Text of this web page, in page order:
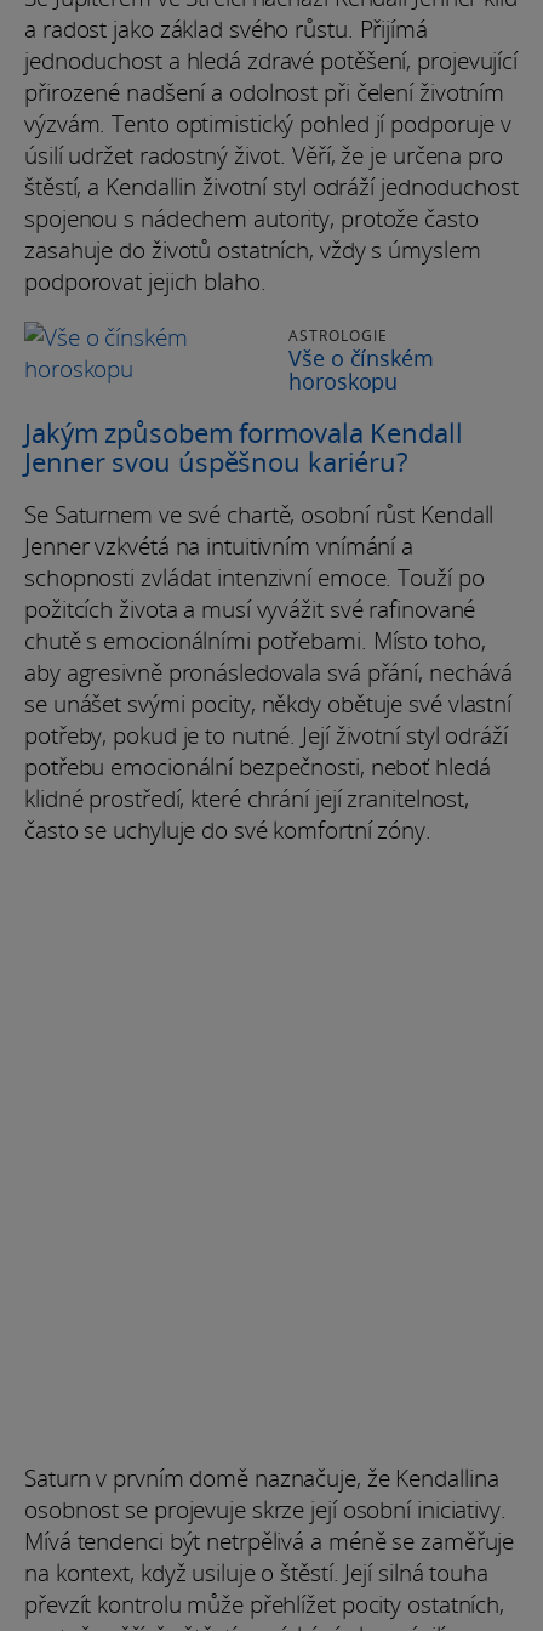
a radost jako základ svého růstu. Přijímá
jednoduchost a hledá zdravé potěšení, projevující
přirozené nadšení a odolnost při čelení životním
výzvám. Tento optimistický pohled jí podporuje v
úsilí udržet radostný život. Věří, že je určena pro
štěstí, a Kendallin životní styl odráží jednoduchost
spojenou s nádechem autority, protože často
zasahuje do životů ostatních, vždy s úmyslem
podporovat jejich blaho.
ASTROLOGIE
Vše o čínském
horoskopu
Jakým způsobem formovala Kendall
Jenner svou úspěšnou kariéru?
Se Saturnem ve své chartě, osobní růst Kendall
Jenner vzkvétá na intuitivním vnímání a
schopnosti zvládat intenzivní emoce. Touží po
požitcích života a musí vyvážit své rafinované
chutě s emocionálními potřebami. Místo toho,
aby agresivně pronásledovala svá přání, nechává
se unášet svými pocity, někdy obětuje své vlastní
potřeby, pokud je to nutné. Její životní styl odráží
potřebu emocionální bezpečnosti, neboť hledá
klidné prostředí, které chrání její zranitelnost,
často se uchyluje do své komfortní zóny.
Saturn v prvním domě naznačuje, že Kendallina
osobnost se projevuje skrze její osobní iniciativy.
Mívá tendenci být netrpělivá a méně se zaměřuje
na kontext, když usiluje o štěstí. Její silná touha
převzít kontrolu může přehlížet pocity ostatních,